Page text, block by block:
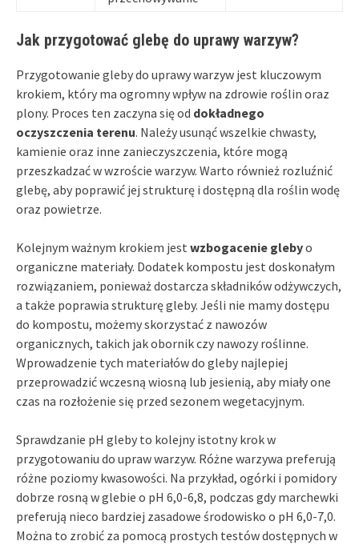
Jak przygotować glebę do uprawy warzyw?
Przygotowanie gleby do uprawy warzyw jest kluczowym
krokiem, który ma ogromny wpływ na zdrowie roślin oraz
plony. Proces ten zaczyna się od dokładnego
oczyszczenia terenu. Należy usunąć wszelkie chwasty,
kamienie oraz inne zanieczyszczenia, które mogą
przeszkadzać w wzroście warzyw. Warto również rozluźnić
glebę, aby poprawić jej strukturę i dostępną dla roślin wodę
oraz powietrze.
Kolejnym ważnym krokiem jest wzbogacenie glebyo
organiczne materiały. Dodatek kompostu jest doskonałym
rozwiązaniem, ponieważ dostarcza składników odżywczych,
a także poprawia strukturę gleby. Jeśli nie mamy dostępu
do kompostu, możemy skorzystać z nawozów
organicznych, takich jak obornik czy nawozy roślinne.
Wprowadzenie tych materiałów do gleby najlepiej
przeprowadzić wczesną wiosną lub jesienią, aby miały one
czas na rozłożenie się przed sezonem wegetacyjnym.
Sprawdzanie pH gleby to kolejny istotny krok w
przygotowaniu do upraw warzyw. Różne warzywa preferują
różne poziomy kwasowości. Na przykład, ogórki i pomidory
dobrze rosną w glebie o pH 6,0-6,8, podczas gdy marchewki
preferują nieco bardziej zasadowe środowisko o pH 6,0-7,0.
Można to zrobić za pomocą prostych testów dostępnych w